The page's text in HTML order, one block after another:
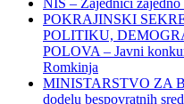
POKRAJINSKI
POLITIKU,
POLOVA – Javni
Romkinja
MINISTARSTVO ZA
dodelu bespovratnih